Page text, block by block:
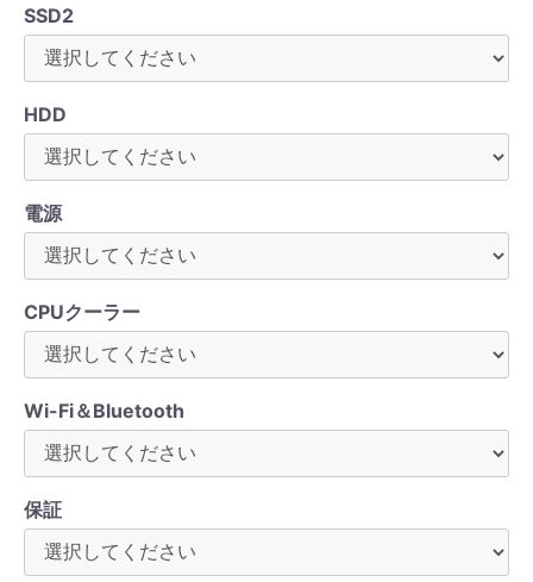
SSD2
HDD
電源
CPUクーラー
Wi-Fi＆Bluetooth
保証